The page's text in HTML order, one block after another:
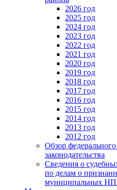
2026 год
2025 год
2024 год
2023 год
2022 год
2021 год
2020 год
2019 год
2018 год
2017 год
2016 год
2015 год
2014 год
2013 год
2012 год
Обзор
законодательства
Сведения о
по делам о
муниципальных